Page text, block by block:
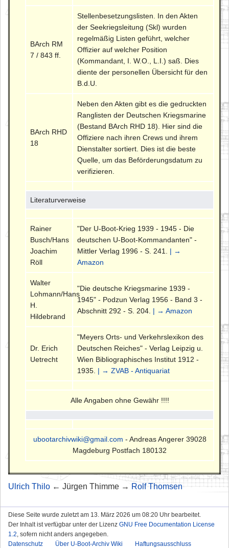
BArch RM
7 / 843 ff.
Stellenbesetzungslisten. In den Akten
der Seekriegsleitung (Skl) wurden
regelmäßig Listen geführt, welcher
Offizier auf welcher Position
(Kommandant, I. W.O., L.I.) saß. Dies
diente der personellen Übersicht für den
B.d.U.
BArch RHD
18
Neben den Akten gibt es die gedruckten
Ranglisten der Deutschen Kriegsmarine
(Bestand BArch RHD 18). Hier sind die
Offiziere nach ihren Crews und ihrem
Dienstalter sortiert. Dies ist die beste
Quelle, um das Beförderungsdatum zu
verifizieren.
Literaturverweise
Rainer
Busch/Hans
Joachim
Röll
"Der U-Boot-Krieg 1939 - 1945 - Die
deutschen U-Boot-Kommandanten" -
Mittler Verlag 1996 - S. 241. | →
Amazon
Walter
Lohmann/Hans
H.
Hildebrand
"Die deutsche Kriegsmarine 1939 -
1945" - Podzun Verlag 1956 - Band 3 -
Abschnitt 292 - S. 204. | → Amazon
Dr. Erich
Uetrecht
"Meyers Orts- und Verkehrslexikon des
Deutschen Reiches" - Verlag Leipzig u.
Wien Bibliographisches Institut 1912 -
1935. | → ZVAB - Antiquariat
Alle Angaben ohne Gewähr !!!!
ubootarchivwiki@gmail.com - Andreas Angerer 39028
Magdeburg Postfach 180132
Ulrich Thilo ← Jürgen Thimme → Rolf Thomsen
Diese Seite wurde zuletzt am 13. März 2026 um 08:20 Uhr bearbeitet.
Der Inhalt ist verfügbar unter der Lizenz GNU Free Documentation License
1.2, sofern nicht anders angegeben.
Datenschutz
Über U-Boot-Archiv Wiki Haftungsausschluss